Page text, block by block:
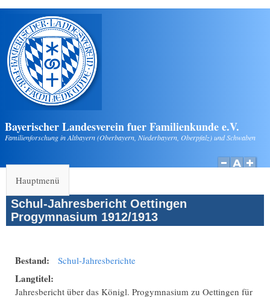
Direkt zum Inhalt
Bayerischer Landesverein fuer Familienkunde e.V.
Familienforschung in Altbayern (Oberbayern, Niederbayern, Oberpfalz) und Schwaben
Hauptmenü
Schul-Jahresbericht Oettingen
Progymnasium 1912/1913
Bestand: Schul-Jahresberichte
Langtitel:
Jahresbericht über das Königl. Progymnasium zu Oettingen für